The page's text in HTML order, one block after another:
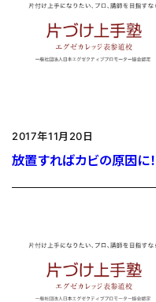
2017年11月20日
放置すればカビの原因に